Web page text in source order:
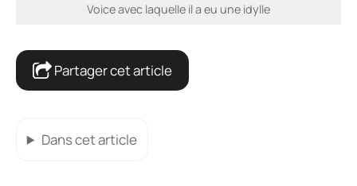
Voice avec laquelle il a eu une idylle
Partager cet article
Dans cet article